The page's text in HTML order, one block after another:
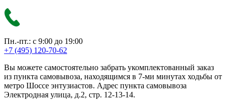
Пн.-пт.: с 9:00 до 19:00
+7 (495) 120-70-62
Вы можете самостоятельно забрать укомплектованный заказ
из пункта самовывоза, находящимся в 7-ми минутах ходьбы от
метро Шоссе энтузиастов. Адрес пункта самовывоза
Электродная улица, д.2, стр. 12-13-14.